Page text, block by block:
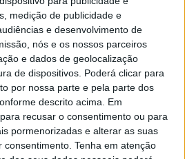
medição de publicidade e
e desenvolvimento de
nós e os nossos parceiros
e dados de geolocalização
de dispositivos. Poderá clicar para
por nossa parte e pela parte dos
descrito acima. Em
recusar o consentimento ou para
pormenorizadas e alterar as suas
Tenha em atenção
Branco.
10ª e última jornada do
decorreu no campo da Zona
que as classificações estavam
a pressionar num futebol
ao golo ao minuto 18, por